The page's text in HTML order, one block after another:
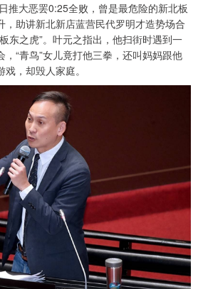
推大恶罢0:25全败，曾是最危险的新北板
，助讲新北新店蓝营民代罗明才造势场合
东之虎”。叶元之指出，他扫街时遇到一
“青鸟”女儿竟打他三拳，还叫妈妈跟他
，却毁人家庭。